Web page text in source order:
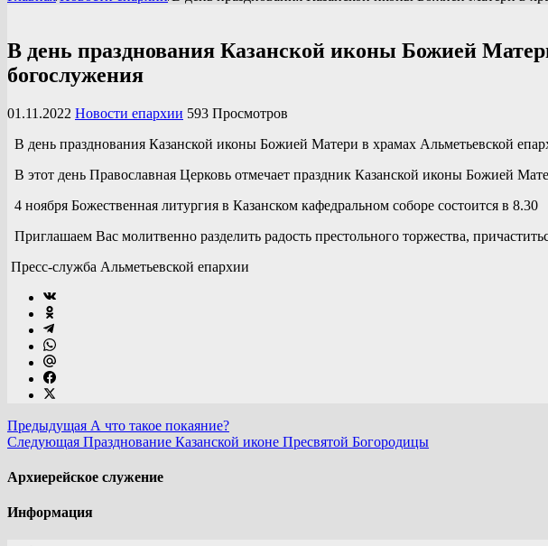
В день празднования Казанской иконы Божией
богослужения
01.11.2022 Новости епархии 593 Просмотров
В день празднования Казанской иконы Божией Матери в храмах Альметьевской
В этот день Православная Церковь отмечает праздник Казанской иконы Божией
4 ноября Божественная литургия в Казанском кафедральном соборе состоится в 8.30
Приглашаем Вас молитвенно разделить радость престольного торжества,
Пресс-служба Альметьевской епархии
Предыдущая А что такое покаяние?
Следующая Празднование Казанской иконе Пресвятой Богородицы
Архиерейское служение
Информация